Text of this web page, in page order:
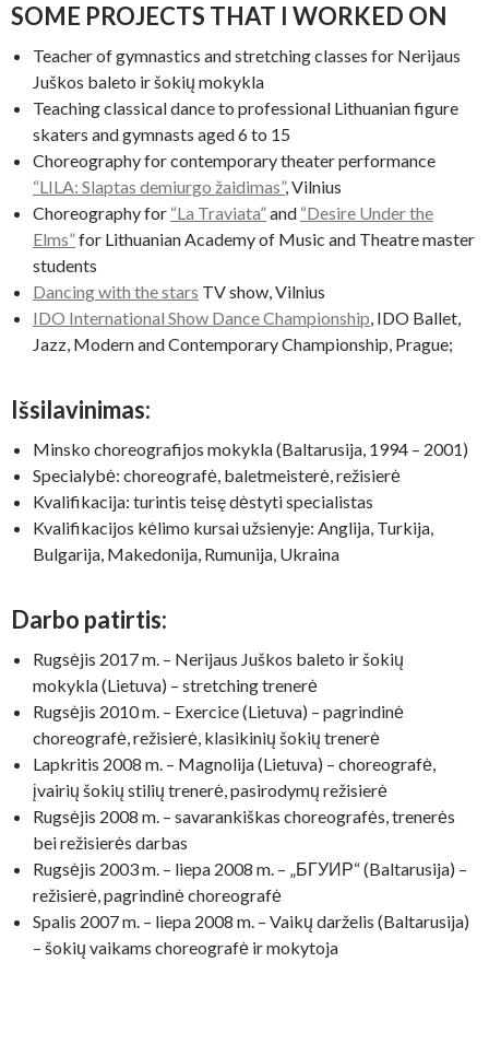
SOME PROJECTS THAT I WORKED ON
Teacher of gymnastics and stretching classes for Nerijaus
Juškos baleto ir šokių mokykla
Teaching classical dance to professional Lithuanian figure
skaters and gymnasts aged 6 to 15
Choreography for contemporary theater performance
“LILA: Slaptas demiurgo žaidimas”, Vilnius
Choreography for “La Traviata”and “Desire Under the
Elms”for Lithuanian Academy of Music and Theatre master
students
Dancing with the stars TV show, Vilnius
IDO International Show Dance Championship, IDO Ballet,
Jazz, Modern and Contemporary Championship, Prague;
Išsilavinimas:
Minsko choreografijos mokykla (Baltarusija, 1994 – 2001)
Specialybė: choreografė, baletmeisterė, režisierė
Kvalifikacija: turintis teisę dėstyti specialistas
Kvalifikacijos kėlimo kursai užsienyje: Anglija, Turkija,
Bulgarija, Makedonija, Rumunija, Ukraina
Darbo patirtis:
Rugsėjis 2017 m. – Nerijaus Juškos baleto ir šokių
mokykla (Lietuva) – stretching trenerė
Rugsėjis 2010 m. – Exercice (Lietuva) – pagrindinė
choreografė, režisierė, klasikinių šokių trenerė
Lapkritis 2008 m. – Magnolija (Lietuva) – choreografė,
įvairių šokių stilių trenerė, pasirodymų režisierė
Rugsėjis 2008 m. – savarankiškas choreografės, trenerės
bei režisierės darbas
Rugsėjis 2003 m. – liepa 2008 m. – „БГУИР“ (Baltarusija) –
režisierė, pagrindinė choreografė
Spalis 2007 m. – liepa 2008 m. – Vaikų darželis (Baltarusija)
– šokių vaikams choreografė ir mokytoja